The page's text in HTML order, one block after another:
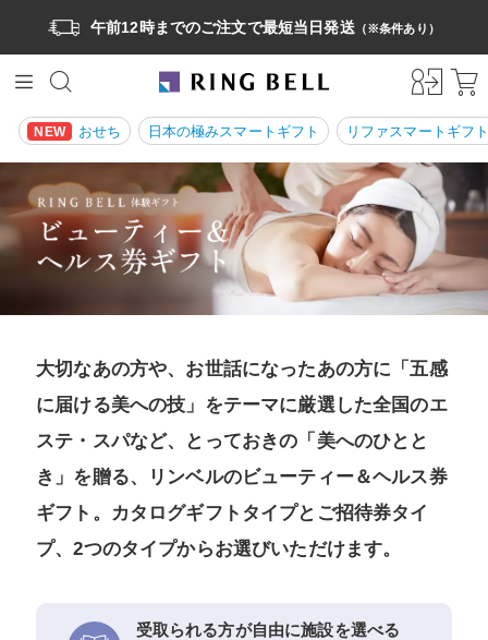
午前12時までのご注文で最短当日発送（※条件あり）
NEW おせち 日本の極みスマートギフト リファスマートギフ
大切なあの方や、お世話になったあの方に「五感
に届ける美への技」をテーマに厳選した全国のエ
ステ・スパなど、とっておきの「美へのひとと
き」を贈る、リンベルのビューティー＆ヘルス券
ギフト。カタログギフトタイプとご招待券タイ
プ、2つのタイプからお選びいただけます。
受取られる方が自由に施設を選べる